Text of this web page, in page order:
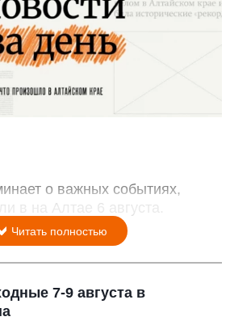
о важных событиях,
в на Алтае 6 августа.
Читать полностью
7-9 августа в